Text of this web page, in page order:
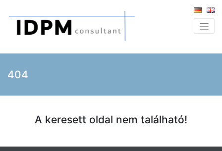
404
A keresett oldal nem található!